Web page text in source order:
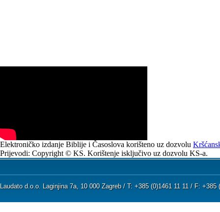
Elektroničko izdanje Biblije i Časoslova korišteno uz dozvolu
Prijevodi: Copyright © KS. Korištenje isključivo uz dozvolu KS-a.
Laudato d.o.o. Laginjina 7a, 10 000 Zagreb / T: +385 (0)1461 11 11 / F: